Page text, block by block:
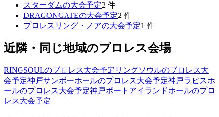
スターダムの大会予定2 件
DRAGONGATEの大会予定2 件
プロレスリング・ノアの大会予定1 件
近隣・同じ地域のプロレス会場
RINGSOULのプロレス大会予定 リングソウルのプロレス大
会予定神戸サンボーホールのプロレス大会予定神戸ラピスホ
ールのプロレス大会予定神戸ポートアイランドホールのプロ
レス大会予定